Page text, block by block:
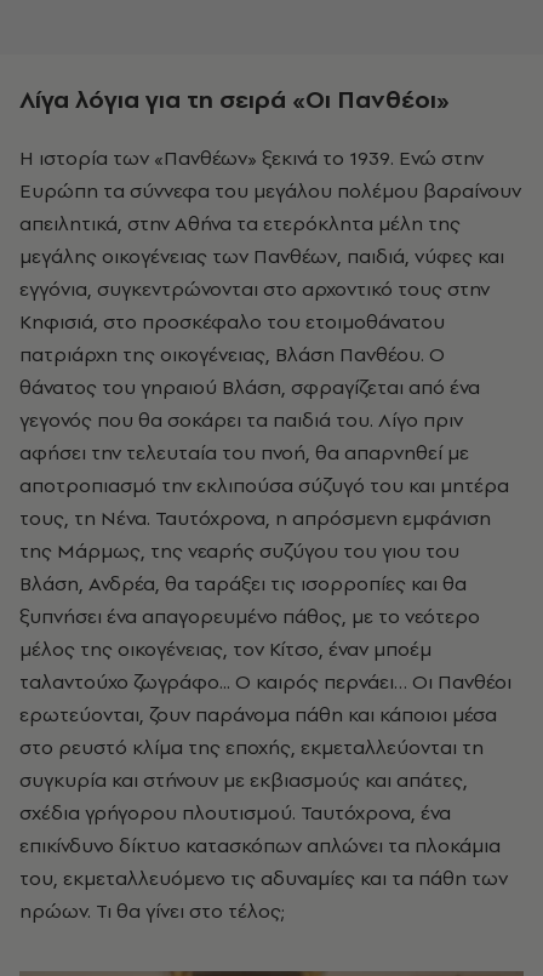
Λίγα λόγια για τη σειρά «Οι Πανθέοι»
Η ιστορία των «Πανθέων» ξεκινά το 1939. Ενώ στην
Ευρώπη τα σύννεφα του μεγάλου πολέμου βαραίνουν
απειλητικά, στην Αθήνα τα ετερόκλητα μέλη της
μεγάλης οικογένειας των Πανθέων, παιδιά, νύφες και
εγγόνια, συγκεντρώνονται στο αρχοντικό τους στην
Κηφισιά, στο προσκέφαλο του ετοιμοθάνατου
πατριάρχη της οικογένειας, Βλάση Πανθέου. Ο
θάνατος του γηραιού Βλάση, σφραγίζεται από ένα
γεγονός που θα σοκάρει τα παιδιά του. Λίγο πριν
αφήσει την τελευταία του πνοή, θα απαρνηθεί με
αποτροπιασμό την εκλιπούσα σύζυγό του και μητέρα
τους, τη Νένα. Ταυτόχρονα, η απρόσμενη εμφάνιση
της Μάρμως, της νεαρής συζύγου του γιου του
Βλάση, Ανδρέα, θα ταράξει τις ισορροπίες και θα
ξυπνήσει ένα απαγορευμένο πάθος, με το νεότερο
μέλος της οικογένειας, τον Κίτσο, έναν μποέμ
ταλαντούχο ζωγράφο... Ο καιρός περνάει… Οι Πανθέοι
ερωτεύονται, ζουν παράνομα πάθη και κάποιοι μέσα
στο ρευστό κλίμα της εποχής, εκμεταλλεύονται τη
συγκυρία και στήνουν με εκβιασμούς και απάτες,
σχέδια γρήγορου πλουτισμού. Ταυτόχρονα, ένα
επικίνδυνο δίκτυο κατασκόπων απλώνει τα πλοκάμια
του, εκμεταλλευόμενο τις αδυναμίες και τα πάθη των
ηρώων. Τι θα γίνει στο τέλος;